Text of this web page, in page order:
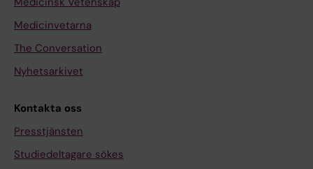
Medicinvetarna
The Conversation
Nyhetsarkivet
Kontakta oss
Presstjänsten
Studiedeltagare sökes